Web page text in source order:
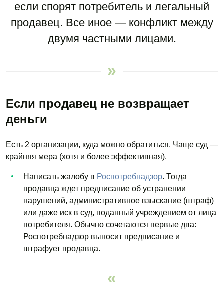
если спорят потребитель и легальный
продавец. Все иное — конфликт между
двумя частными лицами.
Если продавец не возвращает
деньги
Есть 2 организации, куда можно обратиться. Чаще суд —
крайняя мера (хотя и более эффективная).
Написать жалобу в Роспотребнадзор. Тогда
продавца ждет предписание об устранении
нарушений, административное взыскание (штраф)
или даже иск в суд, поданный учреждением от лица
потребителя. Обычно сочетаются первые два:
Роспотребнадзор выносит предписание и
штрафует продавца.